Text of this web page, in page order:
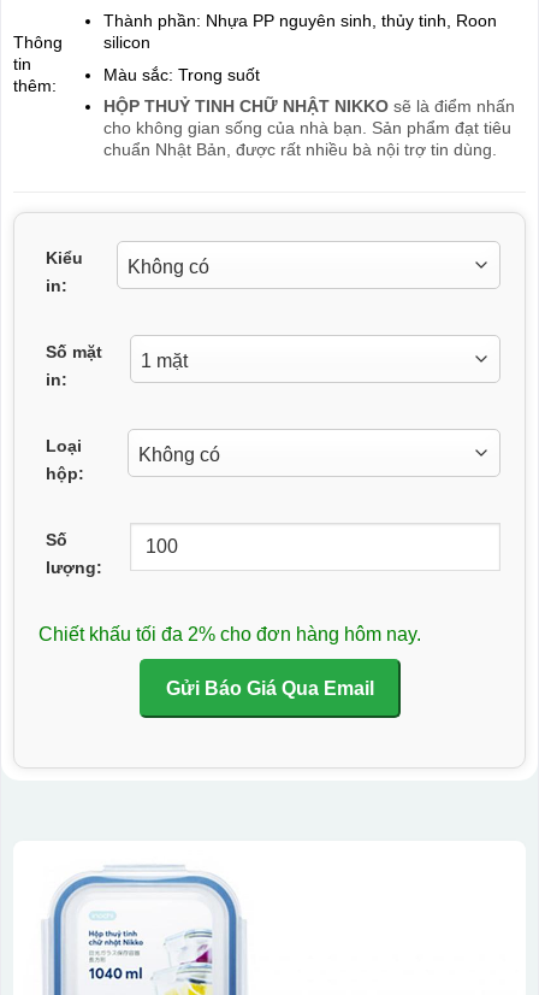
Thông
tin
thêm:
Thành phần: Nhựa PP nguyên sinh, thủy tinh, Roon
silicon
Màu sắc: Trong suốt
HỘP THUỶ TINH CHỮ NHẬT NIKKO sẽ là điểm nhấn
cho không gian sống của nhà bạn. Sản phẩm đạt tiêu
chuẩn Nhật Bản, được rất nhiều bà nội trợ tin dùng.
Kiểu
in:
Số mặt
in:
Loại
hộp:
Số
lượng:
Chiết khấu tối đa 2% cho đơn hàng hôm nay.
Gửi Báo Giá Qua Email